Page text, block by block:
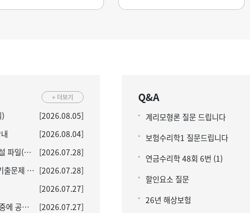
+ 더보기
[2026.08.05]
[2026.08.04]
제49회 신체손해사정사 2차 기출문제 해설 파일(PDF) 다운로드
[2026.07.28]
[신체] 책임근로자재해보상보험 제49회 기출문제 예시답안 [2026.07.28]
[2026.07.27]
[보험계리사] 27년 대비 강의계획서를 주중에 공지할 예정입니다.
[2026.07.27]
Q&A
계리모형론 질문 드립니다
보험수리학1 질문드립니다
연금수리학 48회 6번 (1)
할인요소 질문
26년 해상보험